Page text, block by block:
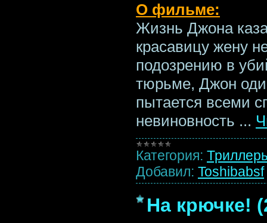
О фильме:
Жизнь Джона
красавицу жену
подозрению в
тюрьме, Джон
пытается всеми
невиновность ...
Категория:
Добавил: Toshibabsf
На крючке!